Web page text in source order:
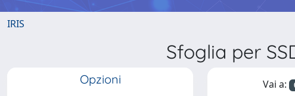
IRIS
Sfoglia per
Opzioni Vai a: